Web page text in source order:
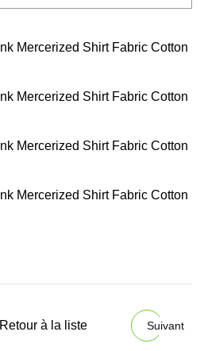
Retour à la liste Suivant